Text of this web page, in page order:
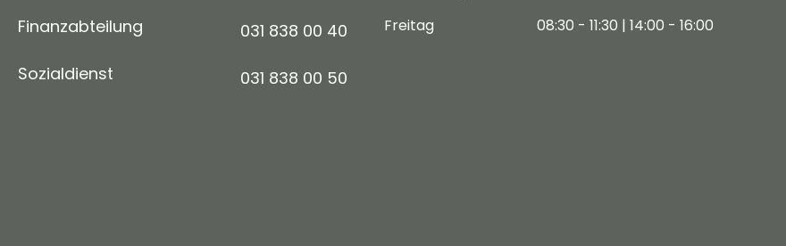
Finanzabteilung
031 838 00 40
Sozialdienst
031 838 00 50
Freitag
08:30 - 11:30 | 14:00 - 16:00